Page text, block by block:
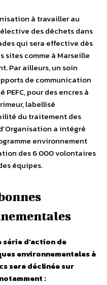
à travailler au
des déchets dans
qui sera effective dès
sites comme à Marseille
Par ailleurs, un soin
de communication
pour des encres à
labellisé
du traitement des
a intégré
environnement
des 6 000 volontaires
équipes.
d’action de
environnementales à
sera déclinée sur
: